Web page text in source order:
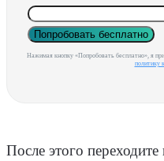
Попробовать бесплатно
Нажимая кнопку «Попробовать бесплатно», я
политику
После этого